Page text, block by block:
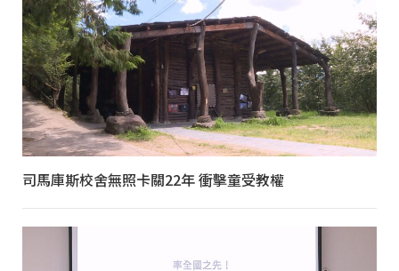
司馬庫斯校舍無照卡關22年 衝擊童受教權